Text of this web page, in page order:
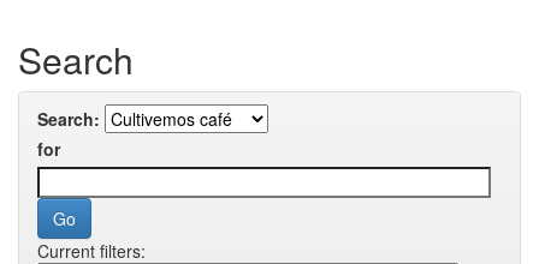
Search
Search:
for
Current filters: